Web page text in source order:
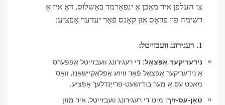
צו העלפן איר מאַכן אַ ינפאָרמד באַשלוס, דאָ איז אַ
רשימה פון פּראָס און קאָנס פֿאַר יעדער אָפּציע:
1. רעגירונג וועבזייטל:
נידעריקער אָפּצאָל: די רעגירונג וועבזייטל אָפפערס
אַ נידעריקער אָפּצאָל פֿאַר וויזע אַפּלאַקיישאַנז, וואָס
מאכט עס אַ מער בודזשעט-פרייַנדלעך אָפּציע.
טאָן-עס-זיך: מיט די רעגירונג וועבזייטל, איר מוזן